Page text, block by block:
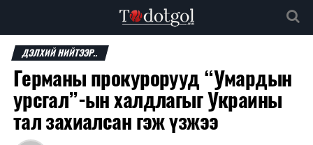
ДЭЛХИЙ НИЙТЭЭР..
Германы прокурорууд “Умардын
урсгал”-ын халдлагыг Украины
тал захиалсан гэж үзжээ